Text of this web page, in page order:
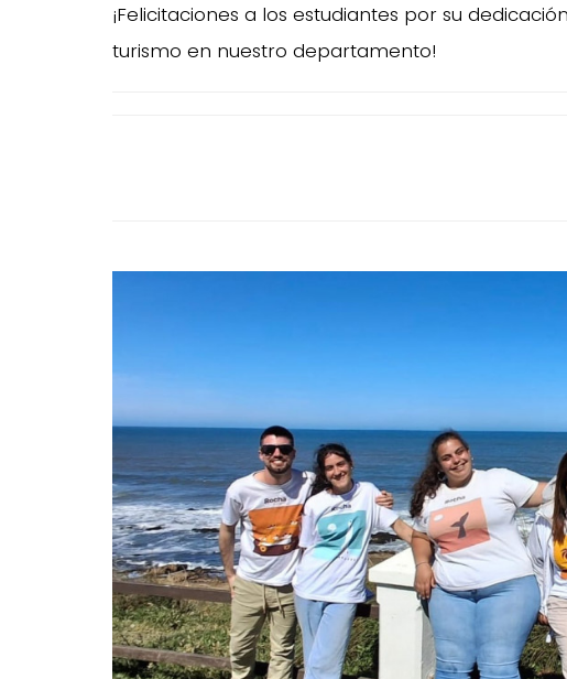
¡Felicitaciones a los estudiantes por su
turismo en nuestro departamento!